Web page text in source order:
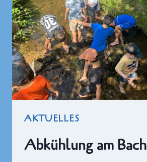
AKTUELLES
Abkühlung am Bach